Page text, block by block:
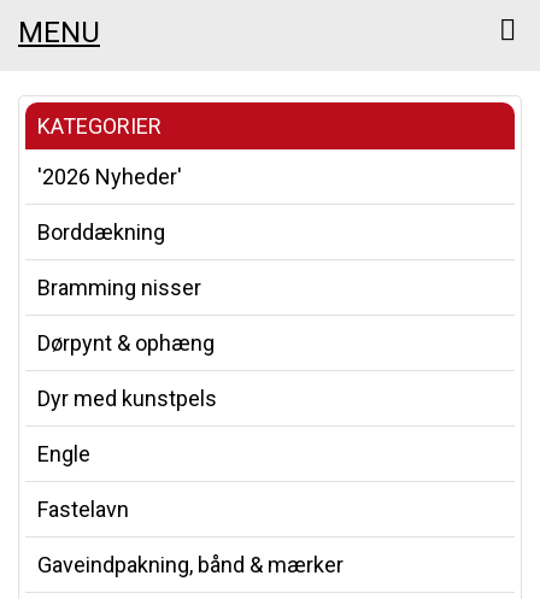
MENU
KATEGORIER
'2026 Nyheder'
Borddækning
Bramming nisser
Dørpynt & ophæng
Dyr med kunstpels
Engle
Fastelavn
Gaveindpakning, bånd & mærker